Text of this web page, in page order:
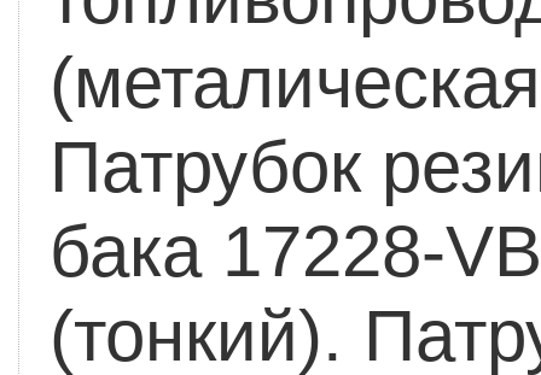
Патрубок
бака 17228-
(тонкий).